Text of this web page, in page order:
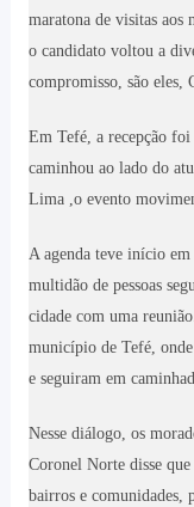
maratona de visitas aos
o candidato voltou a
compromisso, são eles,
Em Tefé, a recepção
caminhou ao lado do
Lima ,o evento
A agenda teve início
multidão de pessoas
cidade com uma
município de Tefé,
e seguiram em
Nesse diálogo, os
Coronel Norte disse
bairros e comunidades,